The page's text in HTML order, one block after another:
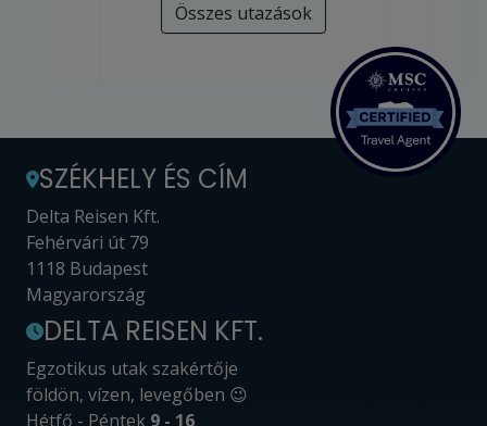
Összes utazások
SZÉKHELY ÉS CÍM
Delta Reisen Kft.
Fehérvári út 79
1118 Budapest
Magyarország
DELTA REISEN KFT.
Egzotikus utak szakértője
földön, vízen, levegőben 😉
Hétfő - Péntek 9 - 16